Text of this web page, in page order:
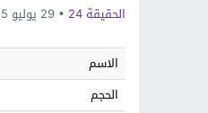
الحقيقة 24 29 يوليو 2025
الاسم
الحجم